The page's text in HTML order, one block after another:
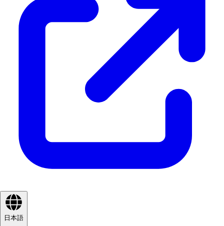
日本語